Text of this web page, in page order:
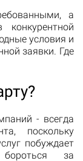
а
условия и
заявки. Где
- всегда
поскольку
побуждает
за